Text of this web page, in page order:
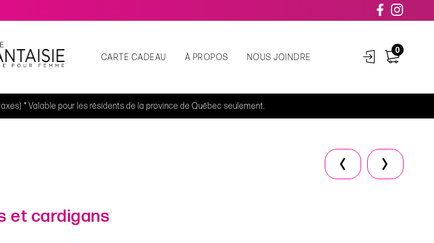
CARTE CADEAU À PROPOS NOUS JOINDRE
0
* Valable pour les résidents de la province de Québec seulement.
et cardigans